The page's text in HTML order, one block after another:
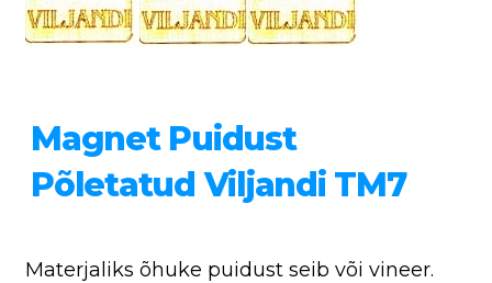
Magnet Puidust
Põletatud Viljandi TM7
Materjaliks õhuke puidust seib või vineer.